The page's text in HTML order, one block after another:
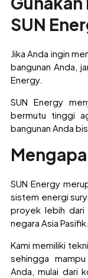
SUN
Jika Anda ingin
bangunan Anda,
Energy.
SUN Energy
bermutu tinggi
bangunan Anda
SUN Energy
sistem energi
proyek lebih
negara Asia Pasifik.
Kami memiliki
sehingga
Anda, mulai dari